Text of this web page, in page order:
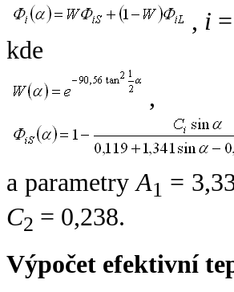
, i
kde
,
a parametryA1 =
C2 = 0,238.
Výpočet efektivní